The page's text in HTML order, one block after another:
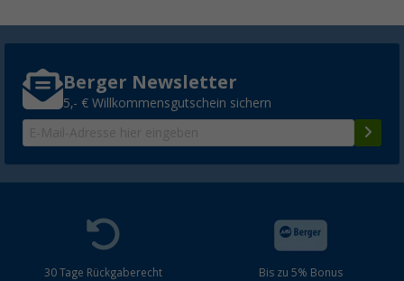
Berger Newsletter
5,- € Willkommensgutschein sichern
30 Tage Rückgaberecht
Bis zu 5% Bonus